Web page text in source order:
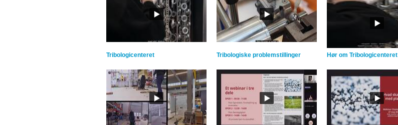
Tribologicenteret Tribologiske problemstillinger Hør om Tribologicenteret